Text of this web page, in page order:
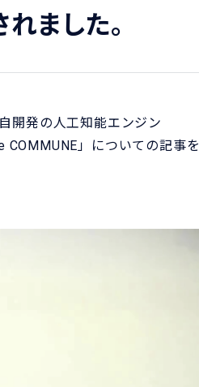
ました。
開発の人工知能エンジン
」についての記事を